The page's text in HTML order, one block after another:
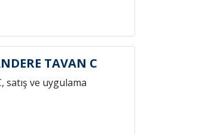
TAVAN C
satış ve uygulama